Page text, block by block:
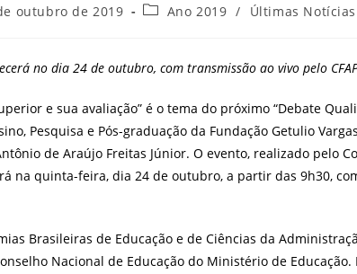
outubro de 2019
Categoria
Ano 2019 / Últimas
no dia 24 de outubro, com transmissão ao vivo pelo
e sua avaliação” é o tema do próximo “Debate
Pesquisa e Pós-graduação da Fundação Getulio
de Araújo Freitas Júnior. O evento, realizado pelo
na quinta-feira, dia 24 de outubro, a partir das 9h30,
Brasileiras de Educação e de Ciências da
Nacional de Educação do Ministério de